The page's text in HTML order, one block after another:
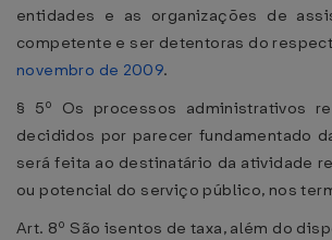
entidades e as organizações de
competente e ser detentoras do
novembro de 2009.
§ 5º Os processos administrativos
decididos por parecer fundamentado
será feita ao destinatário da atividade
ou potencial do serviço público, nos
Art. 8º São isentos de taxa, além do